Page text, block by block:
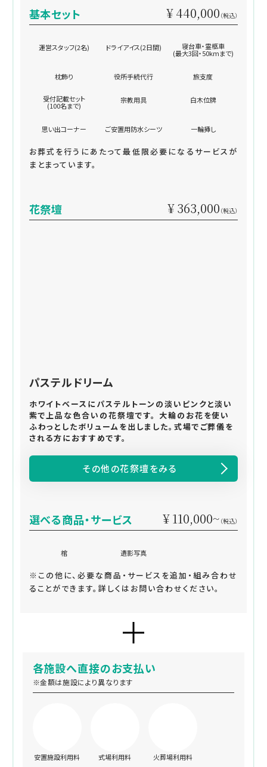
基本セット ¥ 440,000 （税込）
運営スタッフ(2名) ドライアイス(2日間) 寝台車・霊柩車
(最大3回・50kmまで)
枕飾り 役所手続代行 旅支度
受付記載セット
(100名まで)
宗教用具 白木位牌
思い出コーナー ご安置用防水シーツ 一輪挿し
お葬式を行うにあたって最低限必要になるサービスが
まとまっています。
花祭壇 ¥ 363,000 （税込）
パステルドリーム
ホワイトベースにパステルトーンの淡いピンクと淡い
紫で上品な色合いの花祭壇です。 大輪のお花を使い
ふわっとしたボリュームを出しました。式場でご葬儀を
される方におすすめです。
その他の花祭壇をみる
選べる商品・サービス ¥ 110,000~ （税込）
棺 遺影写真
※この他に、必要な商品・サービスを追加・組み合わせ
ることができます。詳しくはお問い合わせください。
各施設へ直接のお支払い
※金額は施設により異なります
安置施設利用料 式場利用料 火葬場利用料